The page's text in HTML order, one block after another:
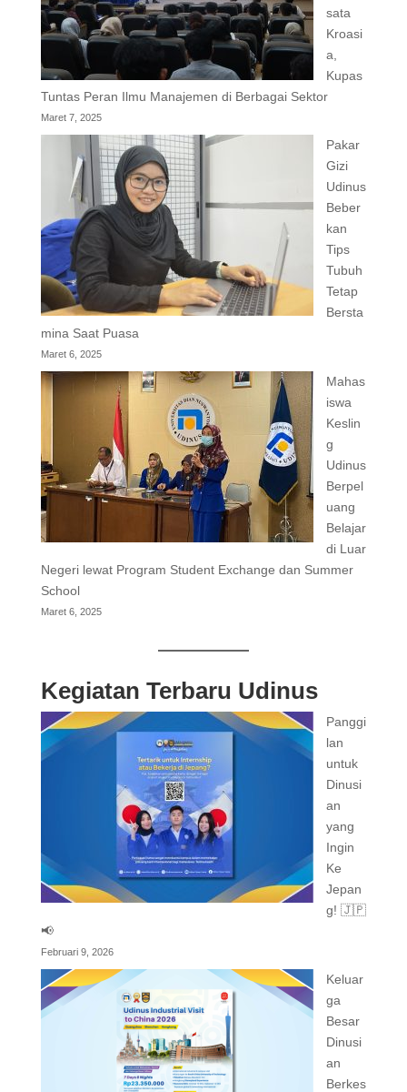
sata
Kroasi
a,
Kupas
Tuntas Peran Ilmu Manajemen di Berbagai Sektor
Maret 7, 2025
Pakar
Gizi
Udinus
Beber
kan
Tips
Tubuh
Tetap
Bersta
mina Saat Puasa
Maret 6, 2025
Mahas
iswa
Keslin
g
Udinus
Berpel
uang
Belajar
di Luar
Negeri lewat Program Student Exchange dan Summer
School
Maret 6, 2025
Kegiatan Terbaru Udinus
Panggi
lan
untuk
Dinusi
an
yang
Ingin
Ke
Jepan
g! 🇯🇵
📢
Februari 9, 2026
Keluar
ga
Besar
Dinusi
an
Berkes